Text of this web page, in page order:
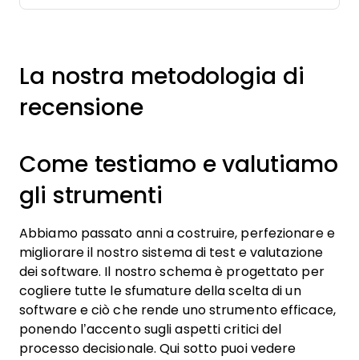
La nostra metodologia di
recensione
Come testiamo e valutiamo
gli strumenti
Abbiamo passato anni a costruire, perfezionare e
migliorare il nostro sistema di test e valutazione
dei software. Il nostro schema è progettato per
cogliere tutte le sfumature della scelta di un
software e ciò che rende uno strumento efficace,
ponendo l’accento sugli aspetti critici del
processo decisionale. Qui sotto puoi vedere